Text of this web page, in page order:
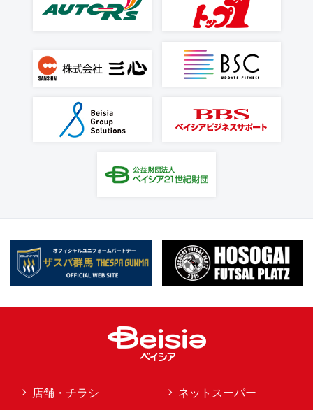
店舗・チラシ ネットスーパー